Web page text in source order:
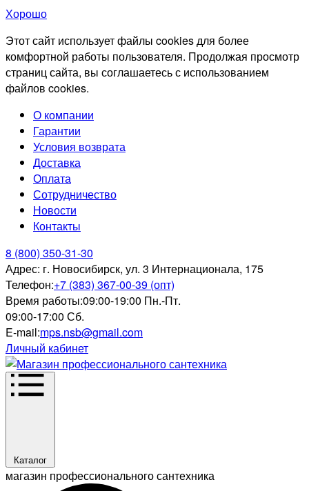
Хорошо
Этот сайт использует файлы cookies для более
комфортной работы пользователя. Продолжая просмотр
страниц сайта, вы соглашаетесь с использованием
файлов cookies.
О компании
Гарантии
Условия возврата
Доставка
Оплата
Сотрудничество
Новости
Контакты
8 (800) 350-31-30
Адрес: г. Новосибирск, ул. 3 Интернационала, 175
Телефон:+7 (383) 367-00-39 (опт)
Время работы:09:00-19:00 Пн.-Пт.
09:00-17:00 Сб.
E-mail:mps.nsb@gmail.com
Личный кабинет
Каталог
магазин профессионального сантехника